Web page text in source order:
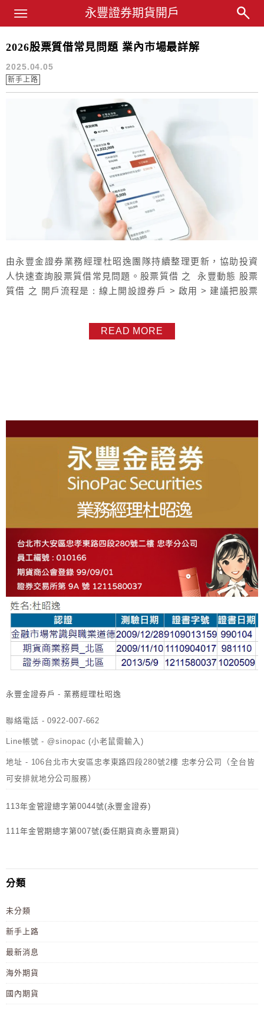
永豐業務經理杜昭逸Blog
永豐證券期貨開戶
Main Menu
質借問題
2026股票質借常見問題 業內市場最詳解
2025.04.05
新手上路
由永豐金證券業務經理杜昭逸團隊持續整理更新，協助投資
人快速查詢股票質借常見問題。股票質借 之 永豐動態 股票
質借 之 開戶流程是 : 線上開設證券戶 > 啟用 > 建議把股票
因政策或法規而有變動 , 一律以...
READ MORE
永豐金證券戶 - 業務經理杜昭逸
聯絡電話 - 0922-007-662
Line帳號 - @sinopac (小老鼠需輸入)
地址 - 106台北市大安區忠孝東路四段280號2樓 忠孝分公司（全台皆
可安排就地分公司服務）
113年金管證總字第0044號(永豐金證券)
111年金管期總字第007號(委任期貨商永豐期貨)
分類
未分類
新手上路
最新消息
海外期貨
國內期貨